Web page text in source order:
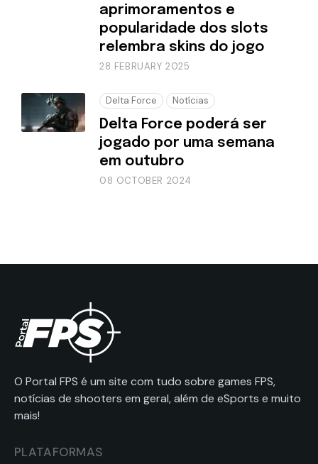
aprimoramentos e
popularidade dos slots
relembra skins do jogo
28 FEBRUARY 2025
Delta Force Notícias
Delta Force poderá ser
jogado por uma semana
em outubro
08 OCTOBER 2024
O Portal FPS é um site com tudo sobre games FPS,
notícias de shooters em geral, além de eSports e muito
mais!
PLATAFORMAS